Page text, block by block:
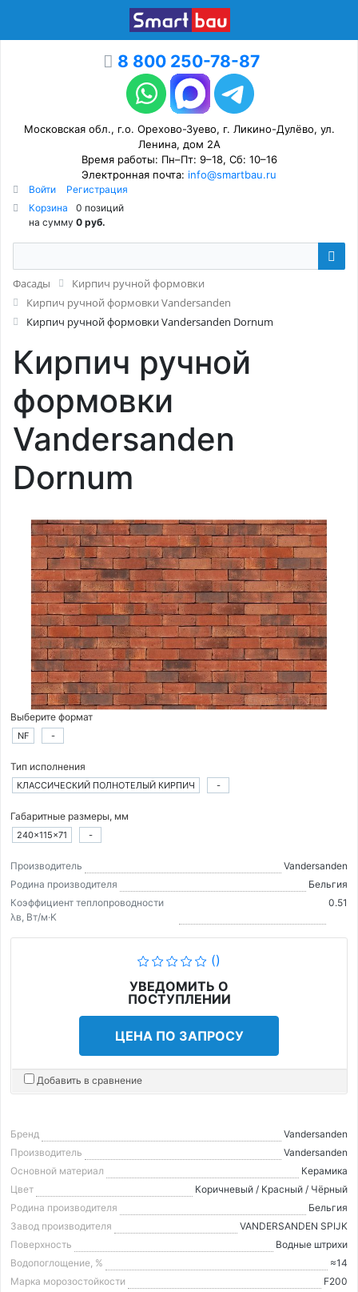
8 800 250-78-87
Московская обл., г.о. Орехово-Зуево, г. Ликино-Дулёво, ул.
Ленина, дом 2А
Время работы: Пн–Пт: 9–18, Сб: 10–16
Электронная почта: info@smartbau.ru
Войти
Регистрация
Корзина
0 позиций
на сумму 0 руб.
Фасады
Кирпич ручной формовки
Кирпич ручной формовки Vandersanden
Кирпич ручной формовки Vandersanden Dornum
Кирпич ручной
формовки
Vandersanden
Dornum
Выберите формат
NF -
Тип исполнения
КЛАССИЧЕСКИЙ ПОЛНОТЕЛЫЙ КИРПИЧ -
Габаритные размеры, мм
240×115×71 -
Производитель
Vandersanden
Родина производителя
Бельгия
Коэффициент теплопроводности
λв, Вт/м·K
0.51
()
УВЕДОМИТЬ О
ПОСТУПЛЕНИИ
ЦЕНА ПО ЗАПРОСУ
Добавить в сравнение
Бренд
Vandersanden
Производитель
Vandersanden
Основной материал
Керамика
Цвет
Коричневый / Красный / Чёрный
Родина производителя
Бельгия
Завод производителя
VANDERSANDEN SPIJK
Поверхность
Водные штрихи
Водопоглощение, %
≈14
Марка морозостойкости
F200